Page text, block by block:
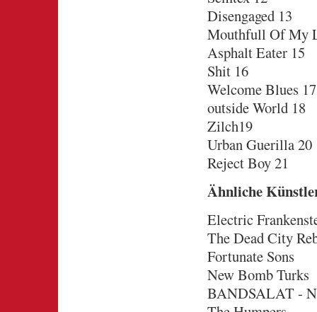
Disengaged 13
Mouthfull Of My
Asphalt Eater 15
Shit 16
Welcome Blues 17
outside World 18
Zilch19
Urban Guerilla 20
Reject Boy 21
Ähnliche
Electric
The Dead City
Fortunate Sons
New Bomb Turks
BANDSALAT -